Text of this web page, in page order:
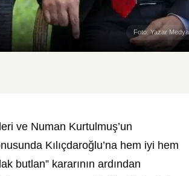
Foto: Yazar Medya
ve Numan Kurtulmuş’un
Kılıçdaroğlu’na hem iyi hem
butlan” kararının ardından